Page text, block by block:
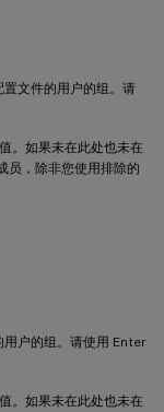
文件的用户的组。请
。如果未在此处也未在
员，除非您使用排除的
户的组。请使用 Enter
。如果未在此处也未在